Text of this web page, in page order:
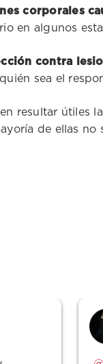
corporales
en algunos
contra
sea el
resultar útiles
de ellas